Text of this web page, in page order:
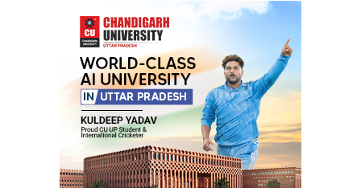
Your E-mail*
Submit Comment